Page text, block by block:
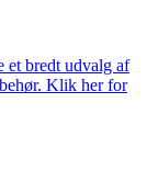
et bredt udvalg af
Klik her for